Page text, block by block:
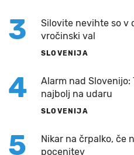
3
Silovite nevihte so v
vročinski val
SLOVENIJA
4
Alarm nad Slovenijo:
najbolj na udaru
SLOVENIJA
5
Nikar na črpalko, če
pocenitev